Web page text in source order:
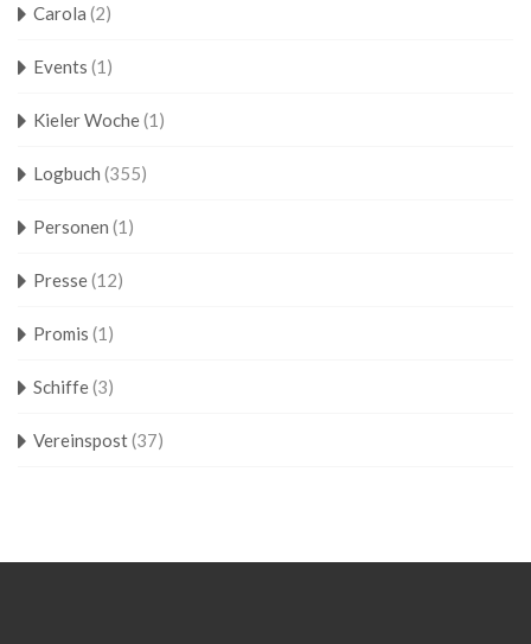
Carola (2)
Events (1)
Kieler Woche(1)
Logbuch (355)
Personen (1)
Presse(12)
Promis (1)
Schiffe(3)
Vereinspost(37)